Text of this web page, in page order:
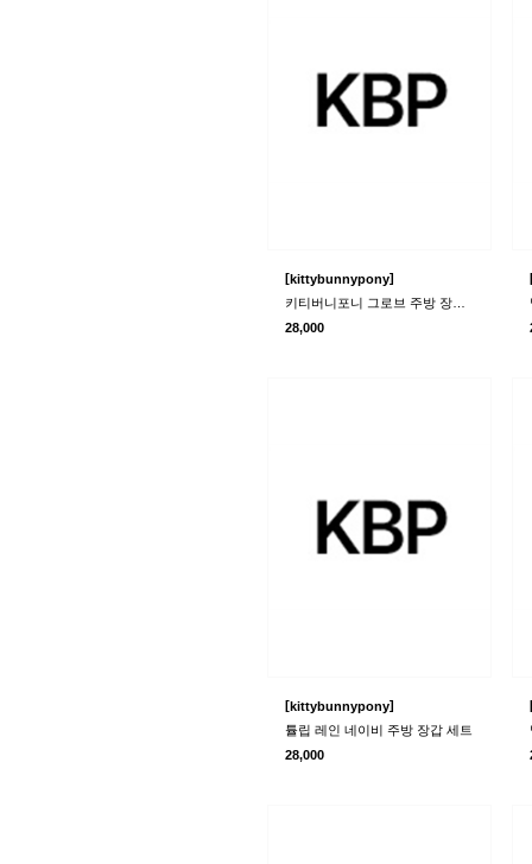
[kittybunnypony]
28,000
[kittybunnypony]
튤립 레인 네이비 주방 장갑 세트
28,000